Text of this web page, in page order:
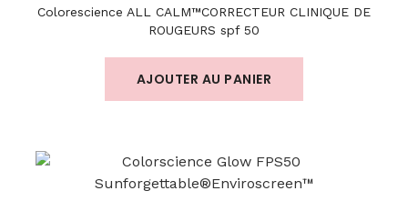
Colorescience ALL CALM™CORRECTEUR CLINIQUE DE
ROUGEURS spf 50
AJOUTER AU PANIER